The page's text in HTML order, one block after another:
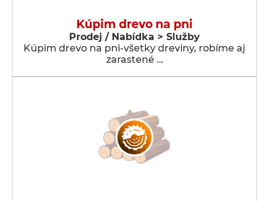
Kúpim drevo na pni
Prodej / Nabídka > Služby
Kúpim drevo na pni-všetky dreviny, robíme aj
zarastené …